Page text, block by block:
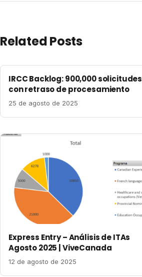
Related Posts
IRCC Backlog: 900,000 solicitudes
con retraso de procesamiento
25 de agosto de 2025
Express Entry – Análisis de ITAs
Agosto 2025 | ViveCanada
12 de agosto de 2025